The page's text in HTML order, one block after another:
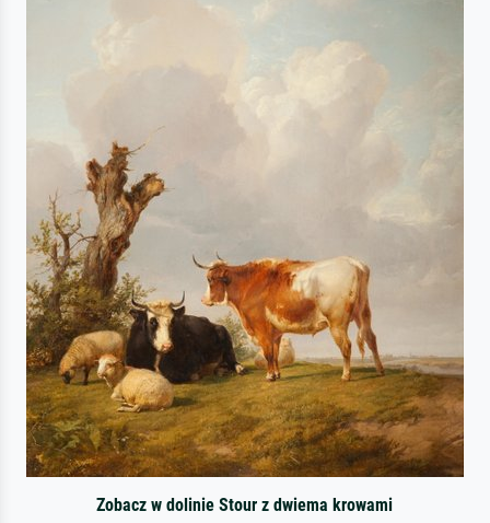
Zobacz w dolinie Stour z dwiema krowami